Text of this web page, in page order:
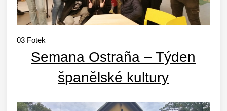
03 Fotek
Semana Ostraña – Týden
španělské kultury